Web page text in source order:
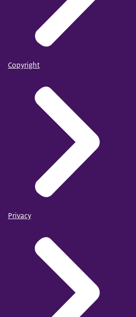
Copyright
Privacy